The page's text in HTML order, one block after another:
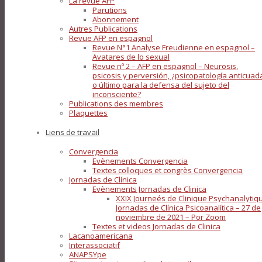
Parutions
Abonnement
Autres Publications
Revue AFP en espagnol
Revue N°1 Analyse Freudienne en espagnol –
Avatares de lo sexual
Revue nº 2 – AFP en espagnol – Neurosis,
psicosis y perversión, ¿psicopatología
o último para la defensa del sujeto del
inconsciente?
Publications des membres
Plaquettes
Liens de travail
Convergencia
Evènements Convergencia
Textes colloques et congrès Convergencia
Jornadas de Clínica
Evènements Jornadas de Clinica
XXIX Journeés de Clinique
Jornadas de Clínica Psicoanalítica – 27 de
noviembre de 2021 – Por Zoom
Textes et videos Jornadas de Clinica
Lacanoamericana
Interassociatif
ANAPSYpe